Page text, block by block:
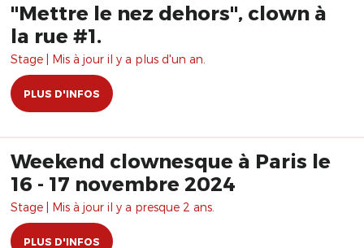
"Mettre le nez dehors", clown à
la rue #1.
Stage | Mis à jour il y a plus d'un an.
PLUS D'INFOS
Weekend clownesque à Paris le
16 - 17 novembre 2024
Stage | Mis à jour il y a presque 2 ans.
PLUS D'INFOS